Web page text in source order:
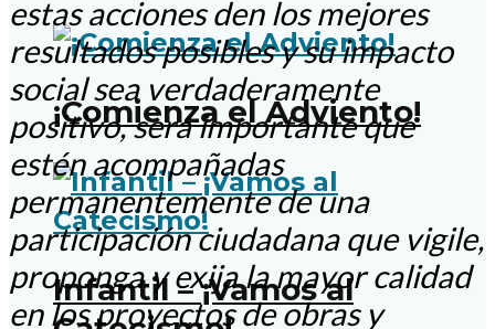
¡Comienza el Adviento!
Infantil – ¡Vamos al
estas acciones den los mejores
resultados posibles y su impacto
social sea verdaderamente
positivo, será importante que
estén acompañadas
permanentemente de una
participación ciudadana que vigile,
proponga y exija la mayor calidad
en los proyectos de obras y